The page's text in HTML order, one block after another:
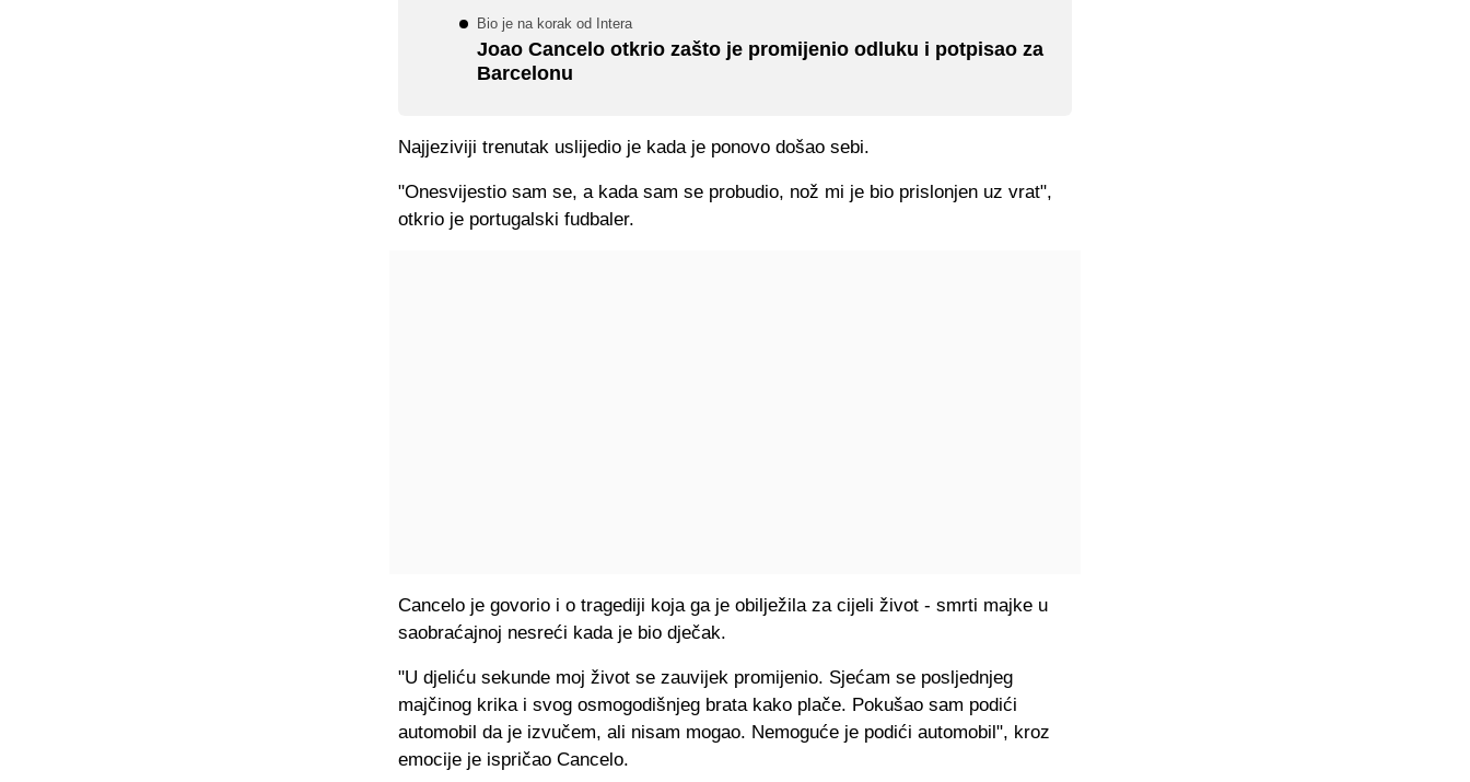
Bio je na korak od Intera
Joao Cancelo otkrio zašto je promijenio odluku i potpisao za
Barcelonu
Najjeziviji trenutak uslijedio je kada je ponovo došao sebi.
"Onesvijestio sam se, a kada sam se probudio, nož mi je bio prislonjen uz vrat",
otkrio je portugalski fudbaler.
Cancelo je govorio i o tragediji koja ga je obilježila za cijeli život - smrti majke u
saobraćajnoj nesreći kada je bio dječak.
"U djeliću sekunde moj život se zauvijek promijenio. Sjećam se posljednjeg
majčinog krika i svog osmogodišnjeg brata kako plače. Pokušao sam podići
automobil da je izvučem, ali nisam mogao. Nemoguće je podići automobil", kroz
emocije je ispričao Cancelo.